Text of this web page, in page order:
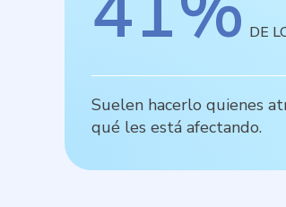
DE
Suelen hacerlo quienes
qué les está afectando.